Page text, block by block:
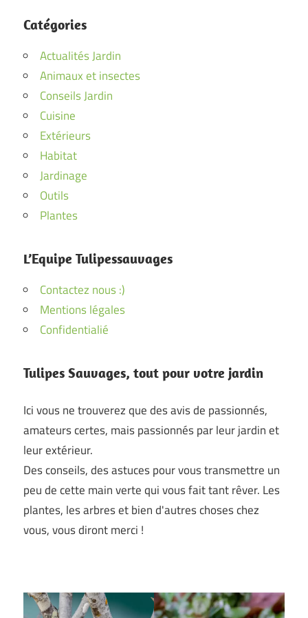
Catégories
Actualités Jardin
Animaux et insectes
Conseils Jardin
Cuisine
Extérieurs
Habitat
Jardinage
Outils
Plantes
L’Equipe Tulipessauvages
Contactez nous :)
Mentions légales
Confidentialié
Tulipes Sauvages, tout pour votre jardin
Ici vous ne trouverez que des avis de passionnés,
amateurs certes, mais passionnés par leur jardin et
leur extérieur.
Des conseils, des astuces pour vous transmettre un
peu de cette main verte qui vous fait tant rêver. Les
plantes, les arbres et bien d'autres choses chez
vous, vous diront merci !